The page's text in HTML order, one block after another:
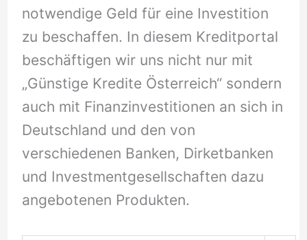
notwendige Geld für eine Investition
zu beschaffen. In diesem Kreditportal
beschäftigen wir uns nicht nur mit
„Günstige Kredite Österreich“ sondern
auch mit Finanzinvestitionen an sich in
Deutschland und den von
verschiedenen Banken, Dirketbanken
und Investmentgesellschaften dazu
angebotenen Produkten.